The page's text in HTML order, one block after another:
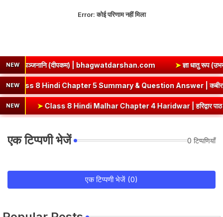
Error:कोई परिणाम नहीं मिला
NEW
(दीपकम) | bhagwatdarshan.com ➤ज्ञा धातु रूप (उभयपदी) - १०
NEWKe Dohe Class 8 Hindi Chapter 5 Summary & Question
NEW
Class 8 Hindi Malhar Chapter 4 Haridwar | हरिद्वार पाठ का सारांश एवं
एक टिप्पणी भेजें 0 टिप्पणियाँ
एक टिप्पणी भेजें (0)